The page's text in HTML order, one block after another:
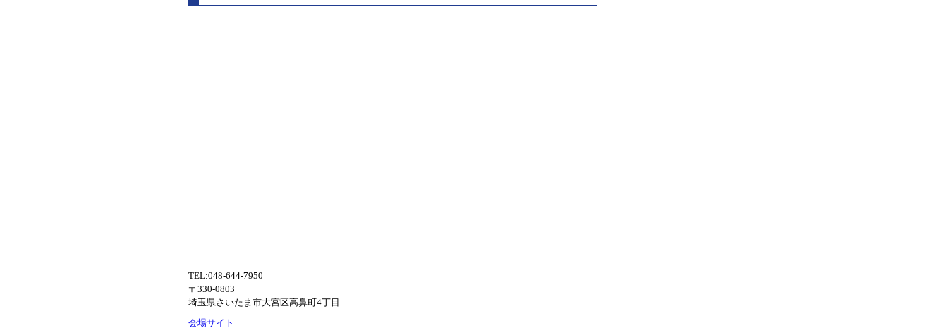
TEL:048-644-7950
〒330-0803
埼玉県さいたま市大宮区高鼻町4丁目
会場サイト